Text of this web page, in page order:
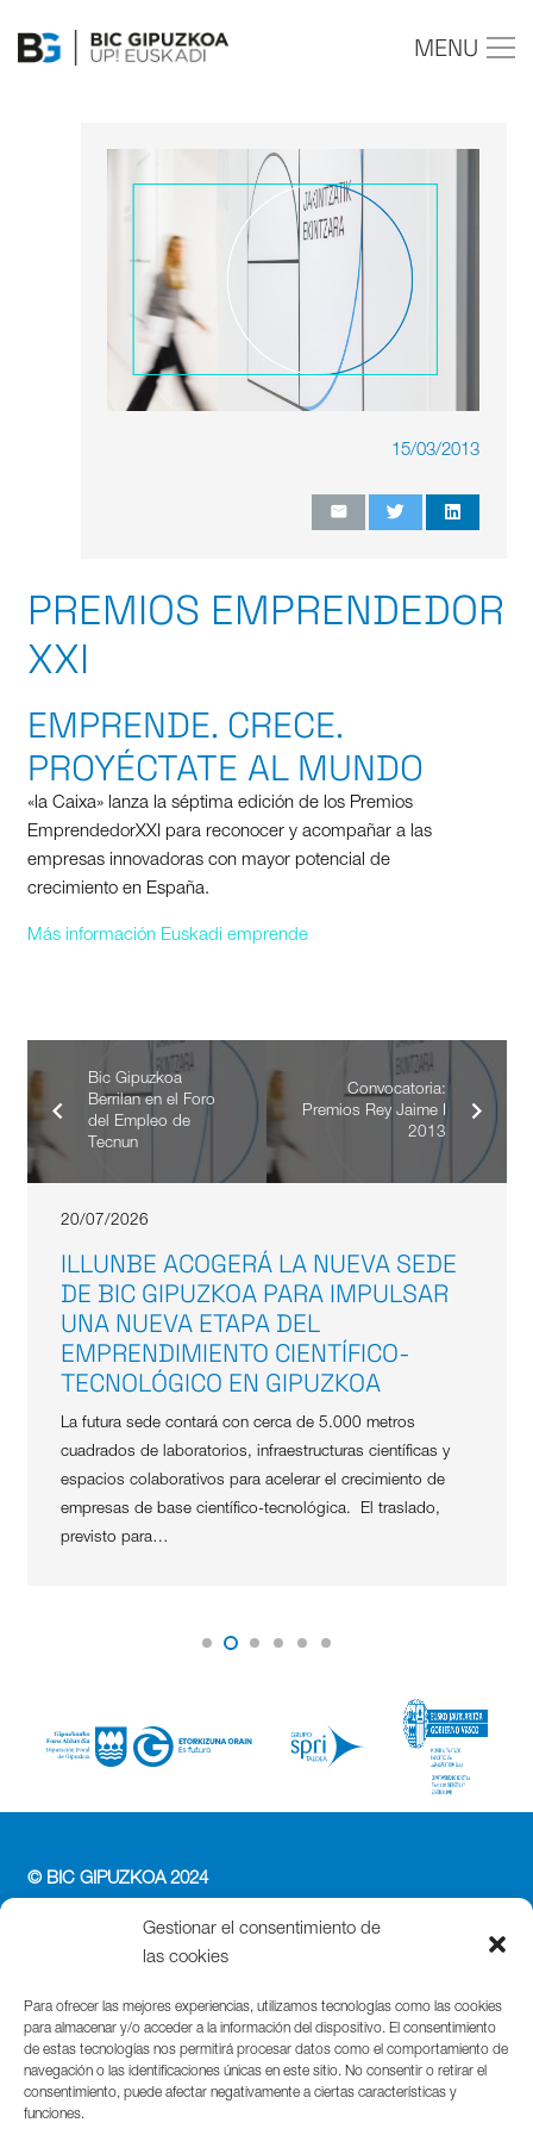
Gestionar el consentimiento de
las cookies
Para ofrecer las mejores experiencias, utilizamos tecnologías como las cookies
para almacenar y/o acceder a la información del dispositivo. El consentimiento
de estas tecnologías nos permitirá procesar datos como el comportamiento de
navegación o las identificaciones únicas en este sitio. No consentir o retirar el
consentimiento, puede afectar negativamente a ciertas características y
funciones.
MENU
15/03/2013
PREMIOS EMPRENDEDOR
XXI
EMPRENDE. CRECE.
PROYÉCTATE AL MUNDO
«la Caixa» lanza la séptima edición de los Premios
EmprendedorXXI para reconocer y acompañar a las
empresas innovadoras con mayor potencial de
crecimiento en España.
Más información Euskadi emprende
Bic Gipuzkoa
Berrilan en el Foro
del Empleo de
Tecnun
Convocatoria:
Premios Rey Jaime I
2013
20/07/2026
ILLUNBE ACOGERÁ LA NUEVA SEDE
DE BIC GIPUZKOA PARA IMPULSAR
UNA NUEVA ETAPA DEL
EMPRENDIMIENTO CIENTÍFICO-
TECNOLÓGICO EN GIPUZKOA
La futura sede contará con cerca de 5.000 metros
cuadrados de laboratorios, infraestructuras científicas y
espacios colaborativos para acelerar el crecimiento de
empresas de base científico-tecnológica. El traslado,
previsto para…
© BIC GIPUZKOA 2024
PERFIL DEL CONTRATANTE
ACCESIBILIDAD
POLÍTICA DE COOKIES
AVISO LEGAL
Parque Cientifico Tecnológico de Gipuzkoa
Edificio Tandem – Paseo Miramón, 170